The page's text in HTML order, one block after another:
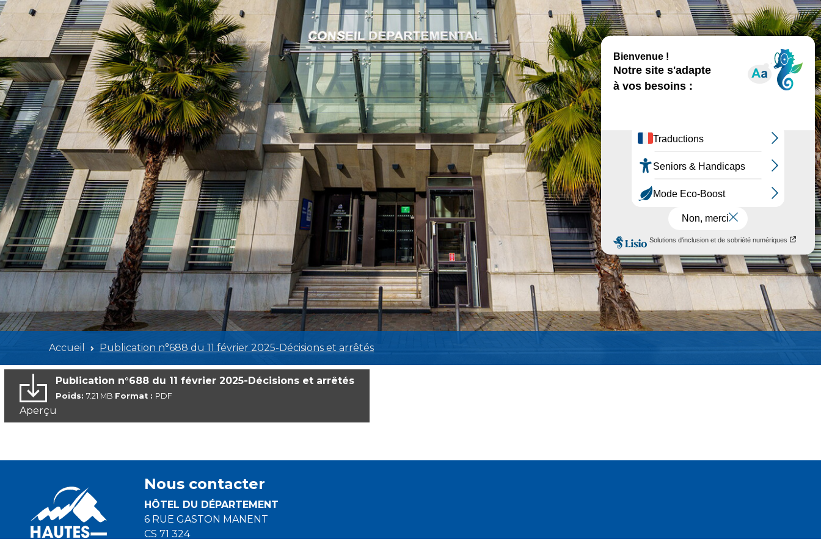
Accueil Publication n°688 du 11 février 2025-Décisions et arrêtés
Publication n°688 du 11 février 2025-Décisions et arrêtés
Poids: 7.21 MB Format : PDF
Aperçu
Nous contacter
HÔTEL DU DÉPARTEMENT
6 RUE GASTON MANENT
CS 71 324